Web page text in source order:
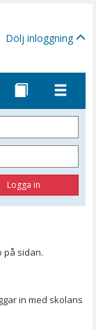
Dölj inloggning
Logga in
på sidan.
in med skolans